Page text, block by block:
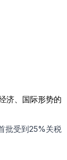
济、国际形势的
批受到25%关税